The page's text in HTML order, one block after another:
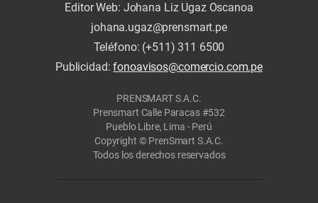
Editor Web: Johana Liz Ugaz Oscanoa
johana.ugaz@prensmart.pe
Teléfono: (+511) 311 6500
Publicidad:fonoavisos@comercio.com.pe
PRENSMART S.A.C.
Prensmart Calle Paracas #532
Pueblo Libre, Lima - Perú
Copyright © PrenSmart S.A.C.
Todos los derechos reservados